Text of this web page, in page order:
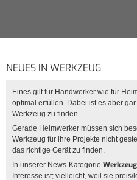
NEUES IN WERKZEUG
Eines gilt für Handwerker wie für
optimal erfüllen. Dabei ist es aber
Werkzeug zu finden.
Gerade Heimwerker müssen sich
Werkzeug für ihre Projekte nicht
das richtige Gerät zu finden.
In unserer News-Kategorie Werkzeug
Interesse ist; vielleicht, weil sie